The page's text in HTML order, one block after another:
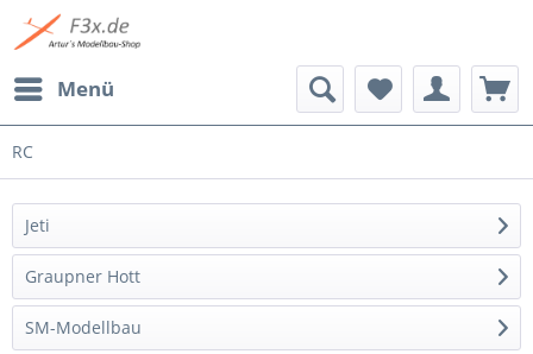
Menü
RC
Jeti
Graupner Hott
SM-Modellbau